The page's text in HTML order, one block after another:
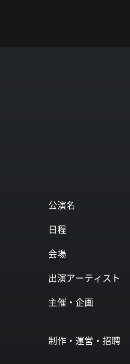
公演名
日程
会場
出演アーティスト
主催・企画
制作・運営・ 招聘